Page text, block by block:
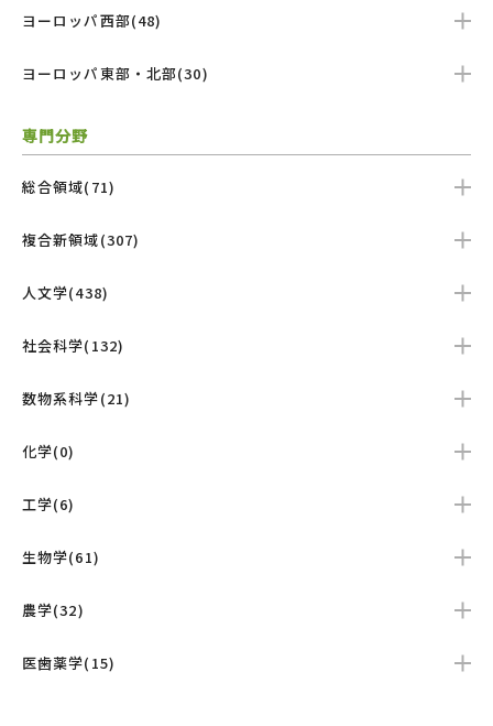
ヨーロッパ西部(48)
ヨーロッパ東部・北部(30)
専門分野
総合領域(71)
複合新領域(307)
人文学(438)
社会科学(132)
数物系科学(21)
化学(0)
工学(6)
生物学(61)
農学(32)
医歯薬学(15)